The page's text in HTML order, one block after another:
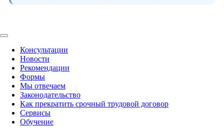
Консультации
Новости
Рекомендации
Формы
Мы отвечаем
Законодательство
Как прекратить срочный трудовой договор
Сервисы
Обучение